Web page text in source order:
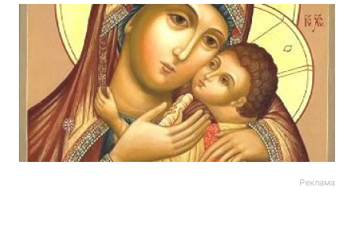
Реклама